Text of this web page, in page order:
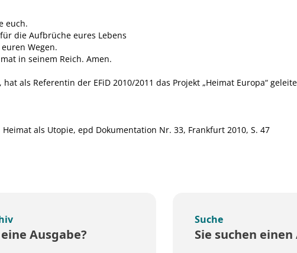
euch.
die Aufbrüche eures Lebens
Wegen.
in seinem Reich. Amen.
hat als Referentin der EFiD 2010/2011 das Projekt „Heimat Europa“
Heimat als Utopie, epd Dokumentation Nr. 33, Frankfurt 2010, S. 47
Ausgabe?
Suche
Sie suchen